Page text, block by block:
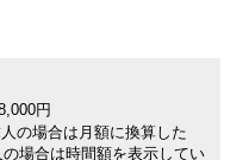
円
の場合は月額に換算した
場合は時間額を表示してい